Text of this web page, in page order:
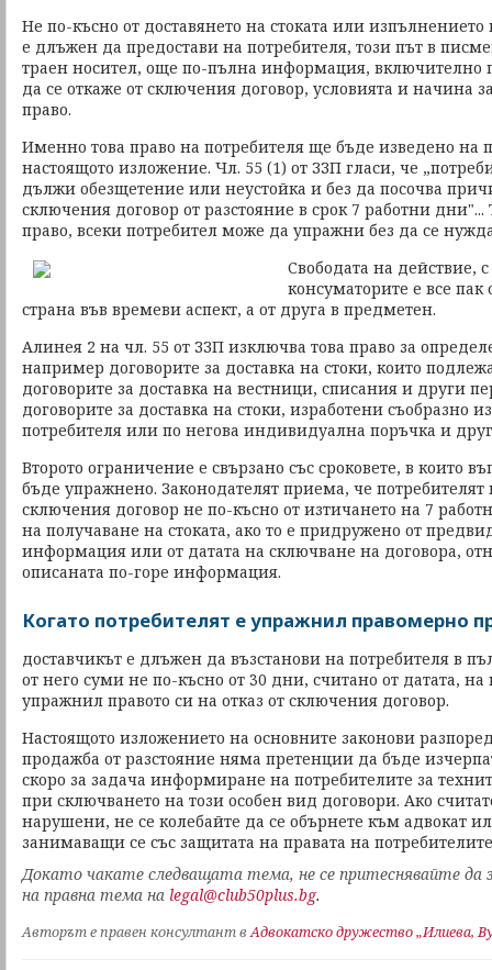
Не по-късно от доставянето на стоката или изпълнението
е длъжен да предостави на потребителя, този път в
траен носител, още по-пълна информация, включително
да се откаже от сключения договор, условията и начина
право.
Именно това право на потребителя ще бъде изведено на
настоящото изложение. Чл. 55 (1) от ЗЗП гласи, че
дължи обезщетение или неустойка и без да посочва
сключения договор от разстояние в срок 7 работни
право, всеки потребител може да упражни без да се
Свободата на действие, с
консуматорите е все
страна във времеви аспект, а от друга в предметен.
Алинея 2 на чл. 55 от ЗЗП изключва това право за
например договорите за доставка на стоки, които
договорите за доставка на вестници, списания и други
договорите за доставка на стоки, изработени съобразно
потребителя или по негова индивидуална поръчка и
Второто ограничение е свързано със сроковете, в които
бъде упражнено. Законодателят приема, че потребителят
сключения договор не по-късно от изтичането на 7
на получаване на стоката, ако то е придружено от
информация или от датата на сключване на договора,
описаната по-горе информация.
Когато потребителят е упражнил правомерно
доставчикът е длъжен да възстанови на потребителя в
от него суми не по-късно от 30 дни, считано от датата, на
упражнил правото си на отказ от сключения договор.
Настоящото изложението на основните законови
продажба от разстояние няма претенции да бъде
скоро за задача информиране на потребителите за
при сключването на този особен вид договори. Ако
нарушени, не се колебайте да се обърнете към адвокат
занимаващи се със защитата на правата на
Докато чакате следващата тема, не се притеснявайте да
на правна тема на legal@club50plus.bg.
Авторът е правен консултант вАдвокатско дружество „Илиева,